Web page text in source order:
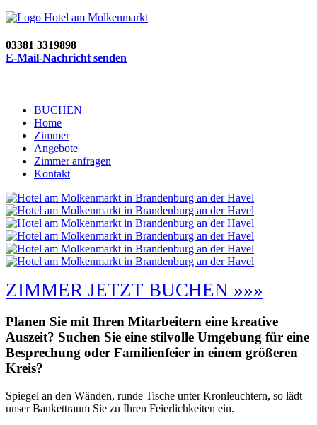
03381 3319898
E-Mail-Nachricht senden
BUCHEN
Home
Zimmer
Angebote
Zimmer anfragen
Kontakt
ZIMMER JETZT BUCHEN »»»
Planen Sie mit Ihren Mitarbeitern eine kreative
Auszeit? Suchen Sie eine stilvolle Umgebung für eine
Besprechung oder Familienfeier in einem größeren
Kreis?
Spiegel an den Wänden, runde Tische unter Kronleuchtern, so lädt
unser Bankettraum Sie zu Ihren Feierlichkeiten ein.